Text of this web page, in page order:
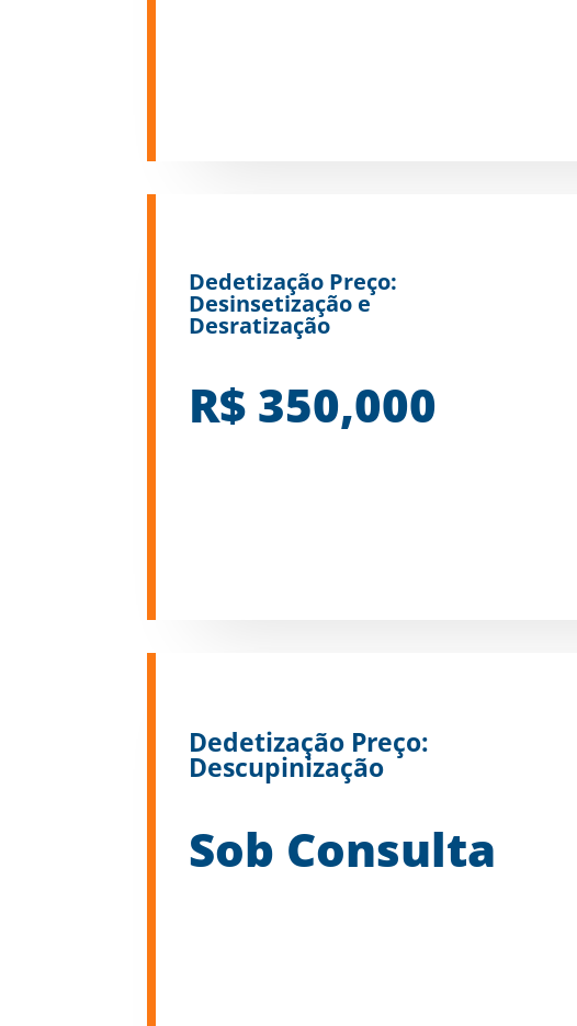
Dedetização Preço:
Desinsetização e
Desratização
R$ 350,000
Dedetização Preço:
Descupinização
Sob Consulta